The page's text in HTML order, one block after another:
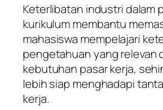
Keterlibatan industri dalam
kurikulum membantu
mahasiswa mempelajari
pengetahuan yang relevan
kebutuhan pasar kerja,
lebih siap menghadapi
kerja.